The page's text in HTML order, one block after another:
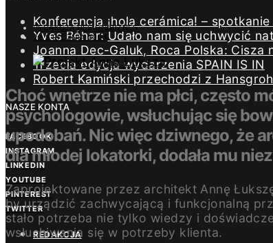
Konferencja ¡hola cerámica! –
Yves Béhar: Udało nam się uchwycić
Joanna Dec-Galuk, Roca Polska: Cisza
Trzecia edycja wydarzenia SPAIN IS IN
Robert Kamiński przechodzi z
NASZE KONTA
FACEBOOK
INSTAGRAM
LINKEDIN
YOUTUBE
PINTEREST
TWITTER
REDAKCJA
REDAKCJA DESIGN/BIZNES
22 STYCZNIA 2024
Choć wnętrze nie ma płci, często
psychologowie, wsłuchując się
upodobań. Nic więc dziwnego, że
dla młodej lokatorki, dodała mu
Zaprojektowane przez architekt Annę
by urządzić zachwycającą i funkcjonalną
stało potrzeba nie tylko wiedzy i
wsłuchiwania się w potrzeby klienta.